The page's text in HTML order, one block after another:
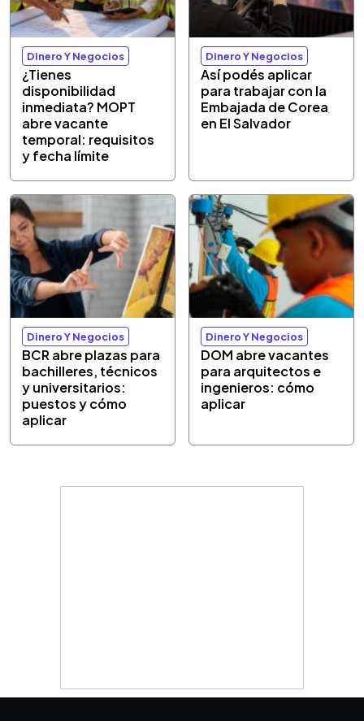
Dinero Y Negocios
¿Tienes
disponibilidad
inmediata? MOPT
abre vacante
temporal: requisitos
y fecha límite
Dinero Y Negocios
Así podés aplicar
para trabajar con la
Embajada de Corea
en El Salvador
Dinero Y Negocios
BCR abre plazas para
bachilleres, técnicos
y universitarios:
puestos y cómo
aplicar
Dinero Y Negocios
DOM abre vacantes
para arquitectos e
ingenieros: cómo
aplicar